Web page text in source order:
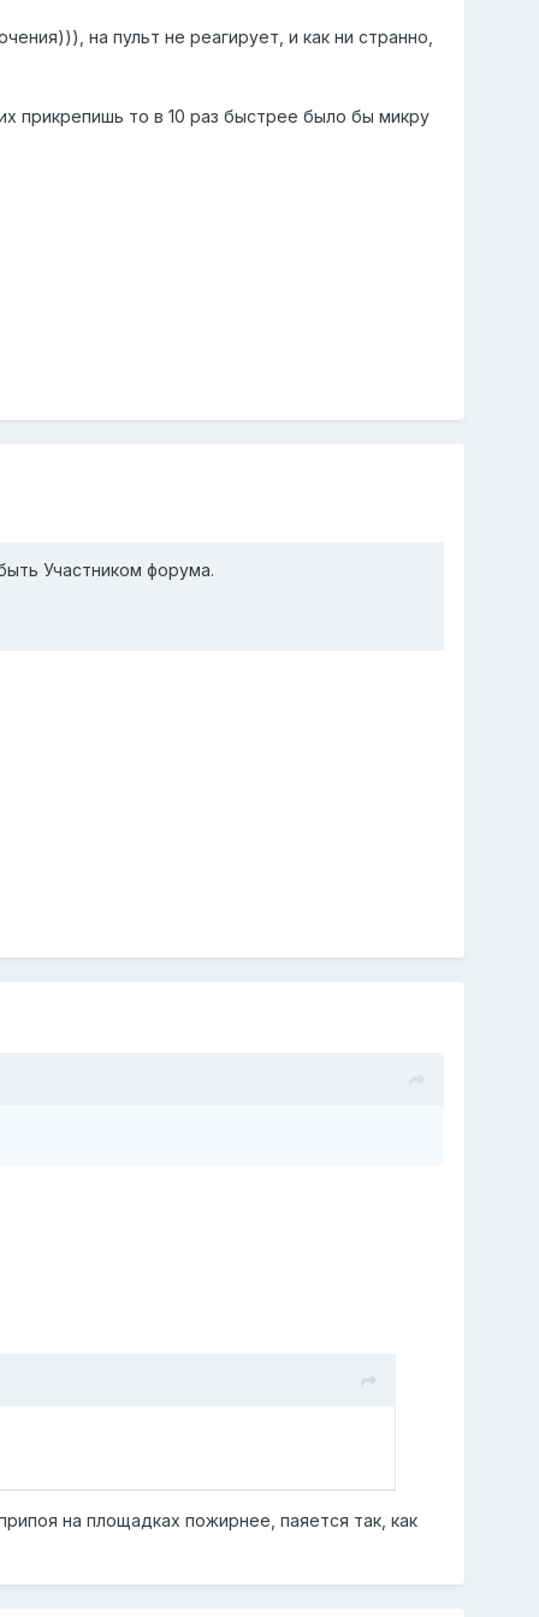
на пульт не реагирует, и как ни странно,
прикрепишь то в 10 раз быстрее было бы микру
Участником форума.
на площадках пожирнее, паяется так, как